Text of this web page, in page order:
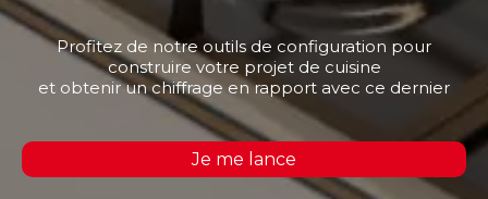
Profitez de notre outils de configuration pour
construire votre projet de cuisine
et obtenir un chiffrage en rapport avec ce dernier
Je me lance